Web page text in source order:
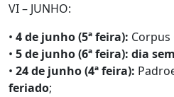
VI – JUNHO:
• 4 de junho (5ª feira): Corpus
• 5 de junho (6ª feira): dia
• 24 de junho (4ª feira):
feriado;